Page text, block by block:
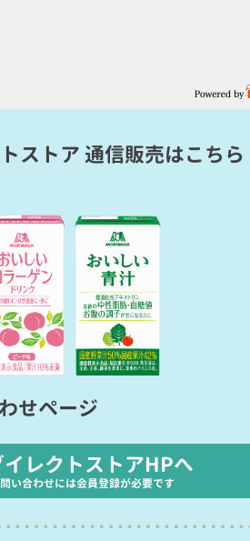
ストア 通信販売はこちら
せページ
レクトストアHPへ
い合わせには会員登録が必要です